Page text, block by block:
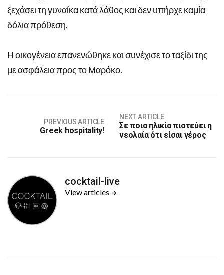
ξεχάσει τη γυναίκα κατά λάθος και δεν υπήρχε καμία
δόλια πρόθεση.
Η οικογένεια επανενώθηκε και συνέχισε το ταξίδι της
με ασφάλεια προς το Μαρόκο.
PREVIOUS ARTICLE
Greek hospitality!
NEXT ARTICLE
Σε ποια ηλικία πιστεύει η
νεολαία ότι είσαι γέρος
cocktail-live
View articles